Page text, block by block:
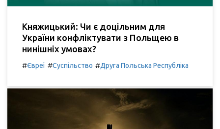
Княжицький: Чи є доцільним для
України конфліктувати з Польщею в
нинішніх умовах?
#Євреї #Суспільство #Друга Польська Республіка